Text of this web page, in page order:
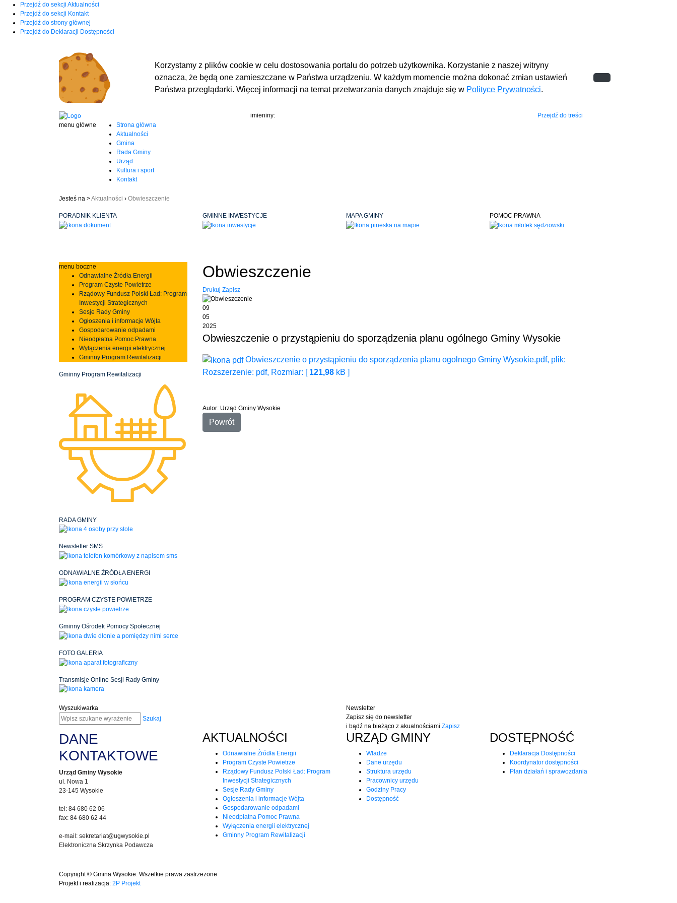
Przejdź do sekcji Aktualności
Przejdź do sekcji Kontakt
Przejdź do strony głównej
Przejdź do Deklaracji Dostępności
Korzystamy z plików cookie w celu dostosowania portalu do potrzeb użytkownika. Korzystanie z naszej witryny
oznacza, że będą one zamieszczane w Państwa urządzeniu. W każdym momencie można dokonać zmian ustawień
Państwa przeglądarki. Więcej informacji na temat przetwarzania danych znajduje się w Polityce Prywatności.
imieniny:
Przejdź do treści
menu główne
Strona główna
Aktualności
Gmina
Rada Gminy
Urząd
Kultura i sport
Kontakt
Jesteś na >Aktualności › Obwieszczenie
PORADNIK KLIENTA GMINNE INWESTYCJE MAPA GMINY POMOC PRAWNA
menu boczne
Odnawialne Źródła Energii
Program Czyste Powietrze
Rządowy Fundusz Polski Ład: Program
Inwestycji Strategicznych
Sesje Rady Gminy
Ogłoszenia i informacje Wójta
Gospodarowanie odpadami
Nieodpłatna Pomoc Prawna
Wyłączenia energii elektrycznej
Gminny Program Rewitalizacji
Gminny Program Rewitalizacji
RADA GMINY
Newsletter SMS
ODNAWIALNE ŹRÓDŁA ENERGI
PROGRAM CZYSTE POWIETRZE
Gminny Ośrodek Pomocy Społecznej
FOTO GALERIA
Transmisje Online Sesji Rady Gminy
Obwieszczenie
Drukuj Zapisz
09
05
2025
Obwieszczenie o przystąpieniu do sporządzenia planu ogólnego Gminy Wysokie
Obwieszczenie o przystąpieniu do sporządzenia planu ogolnego Gminy Wysokie.pdf, plik:
Rozszerzenie: pdf, Rozmiar: [ 121,98 kB ]
Autor: Urząd Gminy Wysokie
Powrót
Wyszukiwarka
Szukaj
Newsletter
Zapisz się do newsletter
i bądź na bieżąco z akualnościami Zapisz
DANE
KONTAKTOWE
Urząd Gminy Wysokie
ul. Nowa 1
23-145 Wysokie
tel: 84 680 62 06
fax: 84 680 62 44
e-mail: sekretariat@ugwysokie.pl
Elektroniczna Skrzynka Podawcza
AKTUALNOŚCI
Odnawialne Źródła Energii
Program Czyste Powietrze
Rządowy Fundusz Polski Ład: Program
Inwestycji Strategicznych
Sesje Rady Gminy
Ogłoszenia i informacje Wójta
Gospodarowanie odpadami
Nieodpłatna Pomoc Prawna
Wyłączenia energii elektrycznej
Gminny Program Rewitalizacji
URZĄD GMINY
Władze
Dane urzędu
Struktura urzędu
Pracownicy urzędu
Godziny Pracy
Dostępność
DOSTĘPNOŚĆ
Deklaracja Dostępności
Koordynator dostępności
Plan działań i sprawozdania
Copyright © Gmina Wysokie. Wszelkie prawa zastrzeżone
Projekt i realizacja: 2P Projekt